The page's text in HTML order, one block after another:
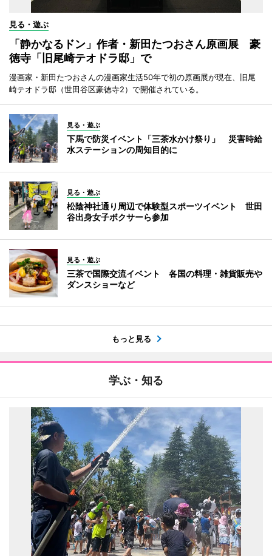
見る・遊ぶ
「静かなるドン」作者・新田たつおさん原画展 豪
徳寺「旧尾崎テオドラ邸」で
漫画家・新田たつおさんの漫画家生活50年で初の原画展が現在、旧尾
崎テオドラ邸（世田谷区豪徳寺2）で開催されている。
見る・遊ぶ
下馬で防災イベント「三茶水かけ祭り」 災害時給
水ステーションの周知目的に
見る・遊ぶ
松陰神社通り周辺で体験型スポーツイベント 世田
谷出身女子ボクサーら参加
見る・遊ぶ
三茶で国際交流イベント 各国の料理・雑貨販売や
ダンスショーなど
もっと見る
学ぶ・知る